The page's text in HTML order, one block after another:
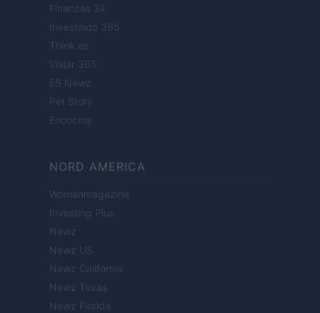
Finanzas 24
Investindo 365
Think.es
Viajar 365
ES Newz
Pet Story
Encocina
NORD AMERICA
Womanmagazine
Investing Plus
Newz
Newz US
Newz California
Newz Texas
Newz Florida